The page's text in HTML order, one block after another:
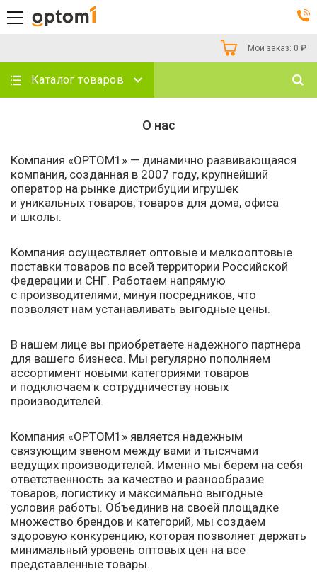
Мой заказ: 0 ₽
Каталог товаров
О нас
Компания «OPTOM1» — динамично развивающаяся
компания, созданная в 2007 году, крупнейший
оператор на рынке дистрибуции игрушек
и уникальных товаров, товаров для дома, офиса
и школы.
Компания осуществляет оптовые и мелкооптовые
поставки товаров по всей территории Российской
Федерации и СНГ. Работаем напрямую
с производителями, минуя посредников, что
позволяет нам устанавливать выгодные цены.
В нашем лице вы приобретаете надежного партнера
для вашего бизнеса. Мы регулярно пополняем
ассортимент новыми категориями товаров
и подключаем к сотрудничеству новых
производителей.
Компания «OPTOM1» является надежным
связующим звеном между вами и тысячами
ведущих производителей. Именно мы берем на себя
ответственность за качество и разнообразие
товаров, логистику и максимально выгодные
условия работы. Объединив на своей площадке
множество брендов и категорий, мы создаем
здоровую конкуренцию, которая позволяет держать
минимальный уровень оптовых цен на все
представленные товары.